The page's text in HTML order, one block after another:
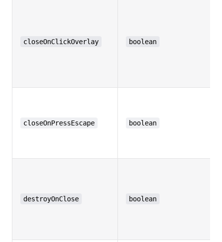
closeOnClickOverlay boolean
closeOnPressEscape boolean
destroyOnClose boolean